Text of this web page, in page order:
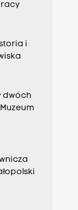
i
dwóch